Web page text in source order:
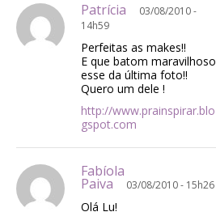
Patrícia
03/08/2010 -
14h59
Perfeitas as makes!!
E que batom maravilhoso
esse da última foto!!
Quero um dele !
http://www.prainspirar.blo
gspot.com
Fabíola
Paiva 03/08/2010 - 15h26
Olá Lu!